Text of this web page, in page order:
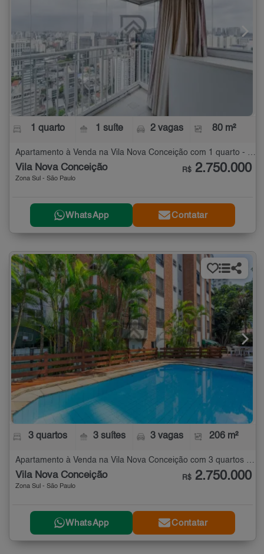
1 quarto 1 suíte 2 vagas 80 m²
Apartamento à Venda na Vila Nova Conceição com 1 quarto - 80 m²
Vila Nova Conceição
Zona Sul - São Paulo
R$ 2.750.000
WhatsApp Contatar
3 quartos 3 suítes 3 vagas 206 m²
Apartamento à Venda na Vila Nova Conceição com 3 quartos - 206 m²
Vila Nova Conceição
Zona Sul - São Paulo
R$ 2.750.000
WhatsApp Contatar